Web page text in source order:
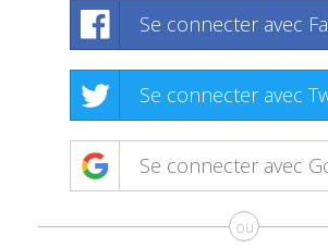
Se connecter avec
Se connecter avec
Se connecter avec
ou